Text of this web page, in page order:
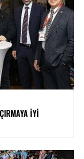
İYI